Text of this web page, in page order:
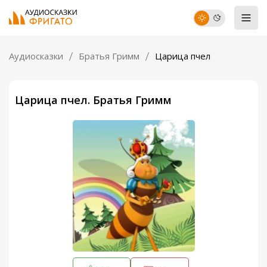
Аудиосказки Братья Гримм Царица пчел
Царица пчел. Братья Гримм